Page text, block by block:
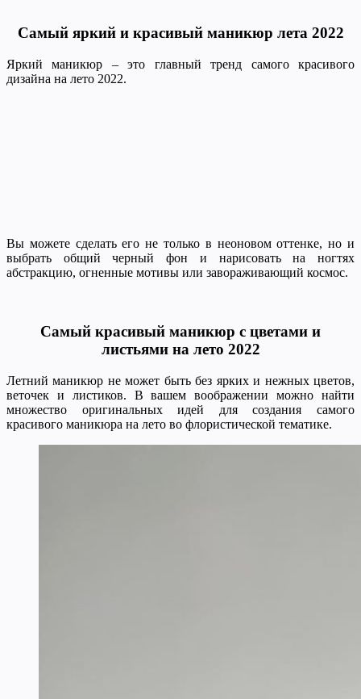
Самый яркий и красивый маникюр лета 2022
Яркий маникюр – это главный тренд самого красивого
дизайна на лето 2022.
Вы можете сделать его не только в неоновом оттенке, но и
выбрать общий черный фон и нарисовать на ногтях
абстракцию, огненные мотивы или завораживающий космос.
Самый красивый маникюр с цветами и
листьями на лето 2022
Летний маникюр не может быть без ярких и нежных цветов,
веточек и листиков. В вашем воображении можно найти
множество оригинальных идей для создания самого
красивого маникюра на лето во флористической тематике.